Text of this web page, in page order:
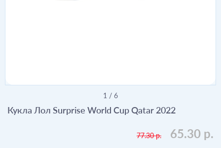
1 / 6
Кукла Лол Surprise World Cup Qatar 2022
77.30 р. 65.30 р.